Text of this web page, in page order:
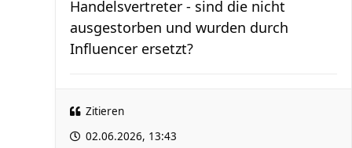
Handelsvertreter - sind die nicht
ausgestorben und wurden durch
Influencer ersetzt?
Zitieren
02.06.2026, 13:43